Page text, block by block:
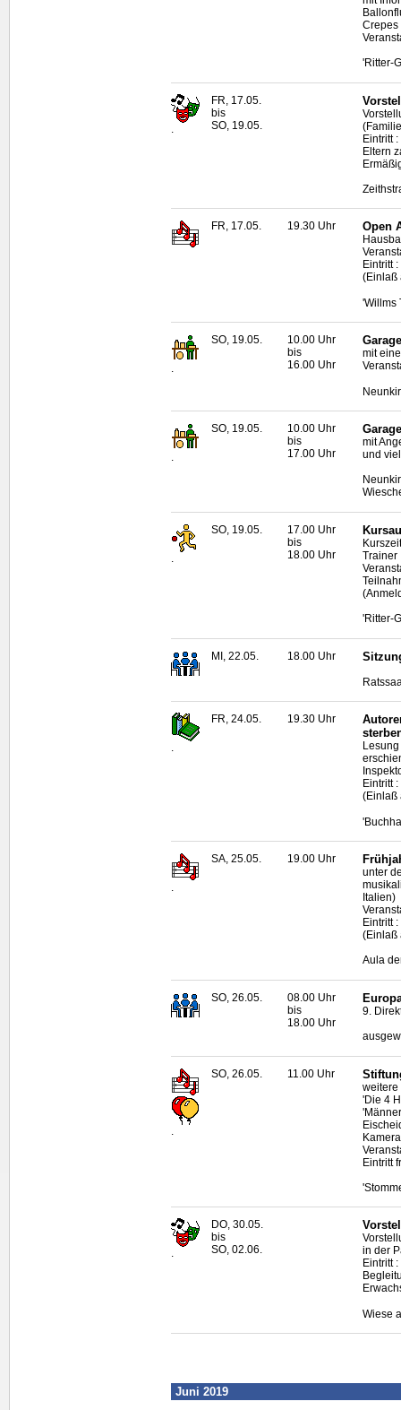
Crepes
'Ritter-
FR, 17.05.
bis
SO, 19.05.
Eintritt
Eltern
FR, 17.05. 19.30 Uhr Open
Eintritt
(Einlaß
'Willms
.
SO, 19.05.
10.00 Uhr
bis
16.00 Uhr
mit
.
SO, 19.05.
10.00 Uhr
bis
17.00 Uhr
mit
und
SO, 19.05.
17.00 Uhr
bis
18.00 Uhr
Trainer
'Ritter-
MI, 22.05. 18.00 Uhr
.
FR, 24.05. 19.30 Uhr
Eintritt
(Einlaß
.
SA, 25.05. 19.00 Uhr
unter
Italien)
Eintritt
(Einlaß
Aula
SO, 26.05.
08.00 Uhr
bis
18.00 Uhr
9.
SO, 26.05. 11.00 Uhr
weitere
'Die 4
Eintritt
.
DO, 30.05.
bis
SO, 02.06.
in der
Eintritt
Wiese
Juni 2019